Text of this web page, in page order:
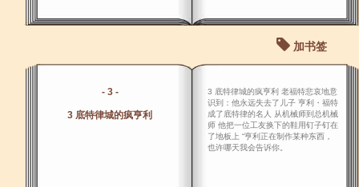
加书签
- 3 -
3 底特律城的疯亨利
3 底特律城的疯亨利 老福特悲哀地意
识到：他永远失去了儿子 亨利・福特
成了底特律的名人 从机械师到总机械
师 他把一位工友换下的鞋用钉子钉在
了地板上 “亨利正在制作某种东西，
也许哪天我会告诉你。